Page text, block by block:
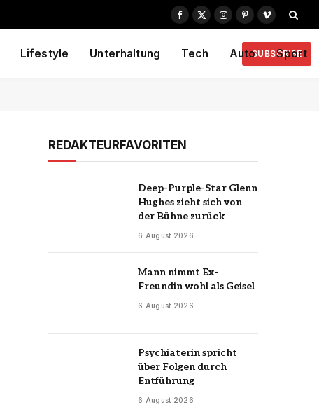
Facebook
X
Instagram
PinterestVimeo
Lifestyle Unterhaltung Tech Auto Sport
SUBSCRIBE
REDAKTEURFAVORITEN
Deep-Purple-Star Glenn
Hughes zieht sich von
der Bühne zurück
6 August 2026
Mann nimmt Ex-
Freundin wohl als Geisel
6 August 2026
Psychiaterin spricht
über Folgen durch
Entführung
6 August 2026